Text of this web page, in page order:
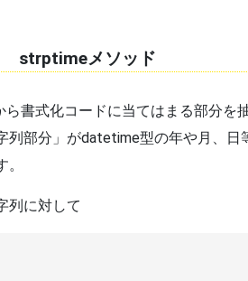
strptimeメソッド
書式化コードに当てはまる部分を
列部分」がdatetime型の年や月、日
列に対して